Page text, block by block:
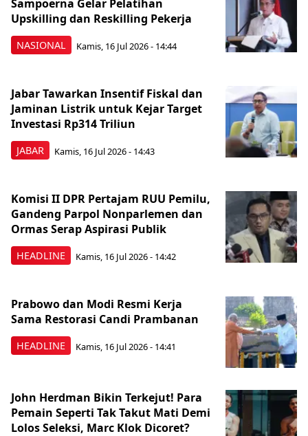
NASIONAL
Sampoerna Gelar Pelatihan
Upskilling dan Reskilling Pekerja
Kamis, 16 Jul 2026 - 14:44
JABAR
Jabar Tawarkan Insentif Fiskal dan
Jaminan Listrik untuk Kejar Target
Investasi Rp314 Triliun
Kamis, 16 Jul 2026 - 14:43
HEADLINE
Komisi II DPR Pertajam RUU Pemilu,
Gandeng Parpol Nonparlemen dan
Ormas Serap Aspirasi Publik
Kamis, 16 Jul 2026 - 14:42
HEADLINE
Prabowo dan Modi Resmi Kerja
Sama Restorasi Candi Prambanan
Kamis, 16 Jul 2026 - 14:41
John Herdman Bikin Terkejut! Para
Pemain Seperti Tak Takut Mati Demi
Lolos Seleksi, Marc Klok Dicoret?